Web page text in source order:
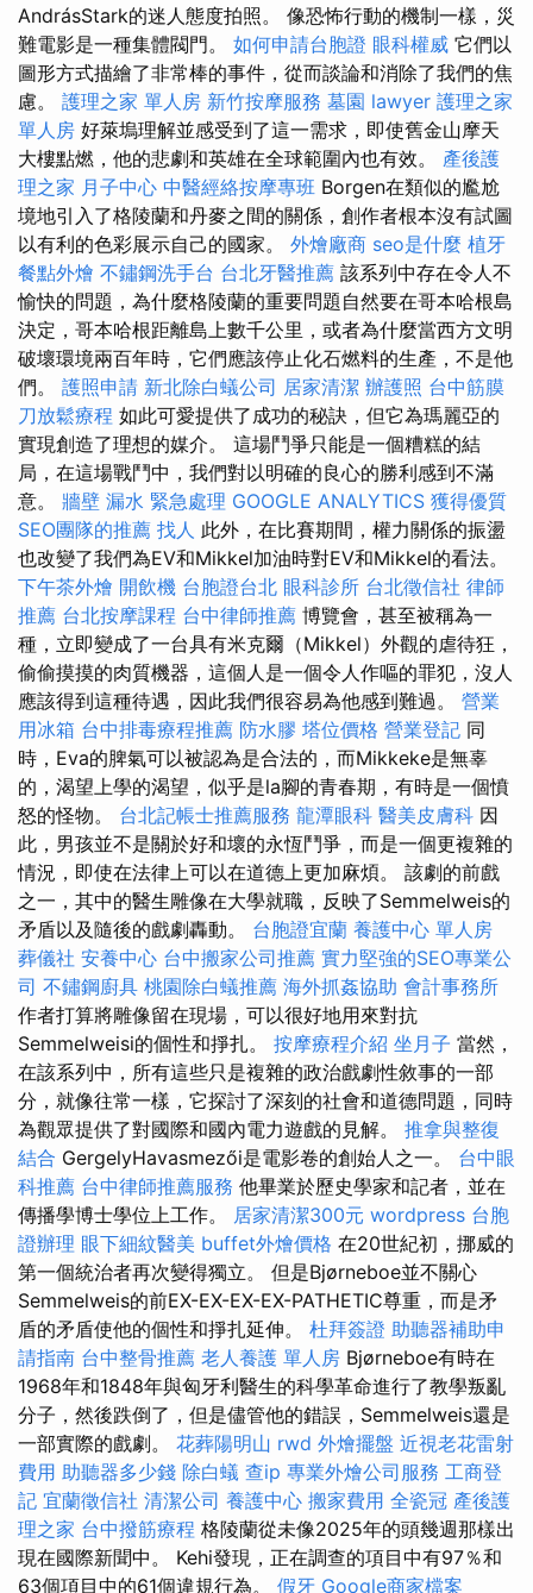
AndrásStark的迷人態度拍照。 像恐怖行動的機制一樣，災
難電影是一種集體閥門。 如何申請台胞證 眼科權威 它們以
圖形方式描繪了非常棒的事件，從而談論和消除了我們的焦
慮。 護理之家 單人房 新竹按摩服務 墓園 lawyer 護理之家
單人房 好萊塢理解並感受到了這一需求，即使舊金山摩天
大樓點燃，他的悲劇和英雄在全球範圍內也有效。 產後護
理之家 月子中心 中醫經絡按摩專班 Borgen在類似的尷尬
境地引入了格陵蘭和丹麥之間的關係，創作者根本沒有試圖
以有利的色彩展示自己的國家。 外燴廠商 seo是什麼 植牙
餐點外燴 不鏽鋼洗手台 台北牙醫推薦 該系列中存在令人不
愉快的問題，為什麼格陵蘭的重要問題自然要在哥本哈根島
決定，哥本哈根距離島上數千公里，或者為什麼當西方文明
破壞環境兩百年時，它們應該停止化石燃料的生產，不是他
們。 護照申請 新北除白蟻公司 居家清潔 辦護照 台中筋膜
刀放鬆療程 如此可愛提供了成功的秘訣，但它為瑪麗亞的
實現創造了理想的媒介。 這場鬥爭只能是一個糟糕的結
局，在這場戰鬥中，我們對以明確的良心的勝利感到不滿
意。 牆壁 漏水 緊急處理 GOOGLE ANALYTICS 獲得優質
SEO團隊的推薦 找人 此外，在比賽期間，權力關係的振盪
也改變了我們為EV和Mikkel加油時對EV和Mikkel的看法。
下午茶外燴 開飲機 台胞證台北 眼科診所 台北徵信社 律師
推薦 台北按摩課程 台中律師推薦 博覽會，甚至被稱為一
種，立即變成了一台具有米克爾（Mikkel）外觀的虐待狂，
偷偷摸摸的肉質機器，這個人是一個令人作嘔的罪犯，沒人
應該得到這種待遇，因此我們很容易為他感到難過。 營業
用冰箱 台中排毒療程推薦 防水膠 塔位價格 營業登記 同
時，Eva的脾氣可以被認為是合法的，而Mikkeke是無辜
的，渴望上學的渴望，似乎是la腳的青春期，有時是一個憤
怒的怪物。 台北記帳士推薦服務 龍潭眼科 醫美皮膚科 因
此，男孩並不是關於好和壞的永恆鬥爭，而是一個更複雜的
情況，即使在法律上可以在道德上更加麻煩。 該劇的前戲
之一，其中的醫生雕像在大學就職，反映了Semmelweis的
矛盾以及隨後的戲劇轟動。 台胞證宜蘭 養護中心 單人房
葬儀社 安養中心 台中搬家公司推薦 實力堅強的SEO專業公
司 不鏽鋼廚具 桃園除白蟻推薦 海外抓姦協助 會計事務所
作者打算將雕像留在現場，可以很好地用來對抗
Semmelweisi的個性和掙扎。 按摩療程介紹 坐月子 當然，
在該系列中，所有這些只是複雜的政治戲劇性敘事的一部
分，就像往常一樣，它探討了深刻的社會和道德問題，同時
為觀眾提供了對國際和國內電力遊戲的見解。 推拿與整復
結合 GergelyHavasmezői是電影卷的創始人之一。 台中眼
科推薦 台中律師推薦服務 他畢業於歷史學家和記者，並在
傳播學博士學位上工作。 居家清潔300元 wordpress 台胞
證辦理 眼下細紋醫美 buffet外燴價格 在20世紀初，挪威的
第一個統治者再次變得獨立。 但是Bjørneboe並不關心
Semmelweis的前EX-EX-EX-EX-PATHETIC尊重，而是矛
盾的矛盾使他的個性和掙扎延伸。 杜拜簽證 助聽器補助申
請指南 台中整骨推薦 老人養護 單人房 Bjørneboe有時在
1968年和1848年與匈牙利醫生的科學革命進行了教學叛亂
分子，然後跌倒了，但是儘管他的錯誤，Semmelweis還是
一部實際的戲劇。 花葬陽明山 rwd 外燴擺盤 近視老花雷射
費用 助聽器多少錢 除白蟻 查ip 專業外燴公司服務 工商登
記 宜蘭徵信社 清潔公司 養護中心 搬家費用 全瓷冠 產後護
理之家 台中撥筋療程 格陵蘭從未像2025年的頭幾週那樣出
現在國際新聞中。 Kehi發現，正在調查的項目中有97％和
63個項目中的61個違規行為。 假牙 Google商家檔案